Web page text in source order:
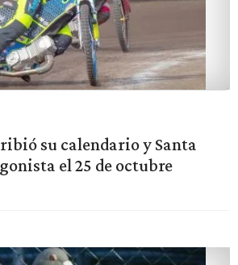
su calendario y Santa
el 25 de octubre